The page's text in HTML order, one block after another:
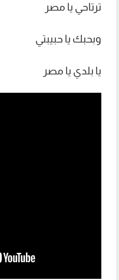
ترتاحي يا مصر
وبحبك يا حبيبتي
يا بلدي يا مصر